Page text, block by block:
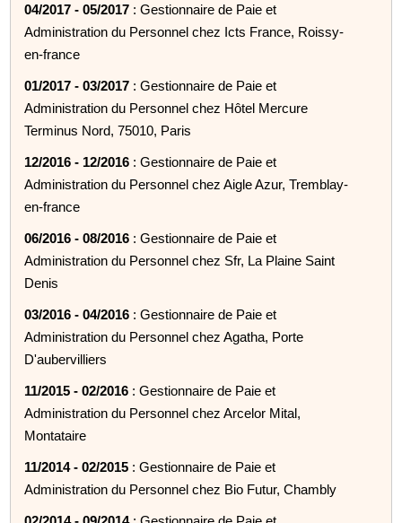
04/2017 - 05/2017 : Gestionnaire de Paie et
Administration du Personnel chez Icts France, Roissy-
en-france
01/2017 - 03/2017 : Gestionnaire de Paie et
Administration du Personnel chez Hôtel Mercure
Terminus Nord, 75010, Paris
12/2016 - 12/2016 : Gestionnaire de Paie et
Administration du Personnel chez Aigle Azur, Tremblay-
en-france
06/2016 - 08/2016 : Gestionnaire de Paie et
Administration du Personnel chez Sfr, La Plaine Saint
Denis
03/2016 - 04/2016 : Gestionnaire de Paie et
Administration du Personnel chez Agatha, Porte
D'aubervilliers
11/2015 - 02/2016 : Gestionnaire de Paie et
Administration du Personnel chez Arcelor Mital,
Montataire
11/2014 - 02/2015 : Gestionnaire de Paie et
Administration du Personnel chez Bio Futur, Chambly